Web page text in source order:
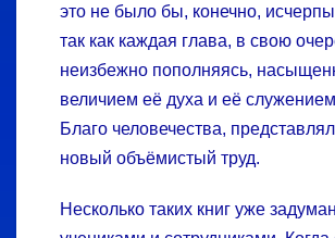
это не было бы, конечно,
так как каждая глава, в свою
неизбежно пополняясь,
величием её духа и её
Благо человечества,
новый объёмистый труд.
Несколько таких книг уже